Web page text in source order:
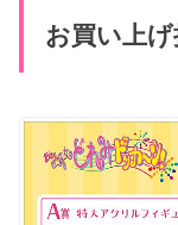
お買い上